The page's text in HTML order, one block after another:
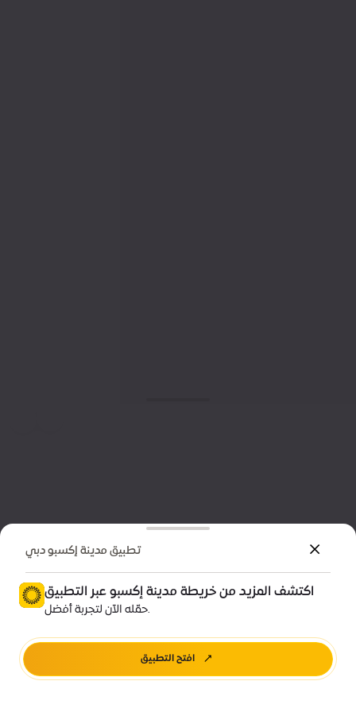
تطبيق مدينة إكسبو دبي
اكتشف المزيد من خريطة مدينة إكسبو عبر التطبيق
حمّله الآن لتجربة أفضل.
افتح التطبيق